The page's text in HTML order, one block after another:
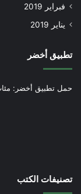
فبراير 2019
يناير 2019
تطبيق أخضر
حمل تطبيق أخضر:
تصنيفات الكتب